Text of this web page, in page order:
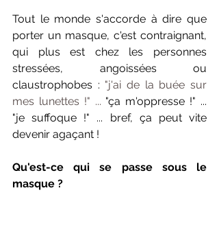
Tout le monde s'accorde à dire que
porter un masque, c'est contraignant,
qui plus est chez les personnes
stressées, angoissées ou
claustrophobes : "j'ai de la buée sur
mes lunettes !" ... "ça m'oppresse !" ...
"je suffoque !" ... bref, ça peut vite
devenir agaçant !
Qu'est-ce qui se passe sous le
masque ?